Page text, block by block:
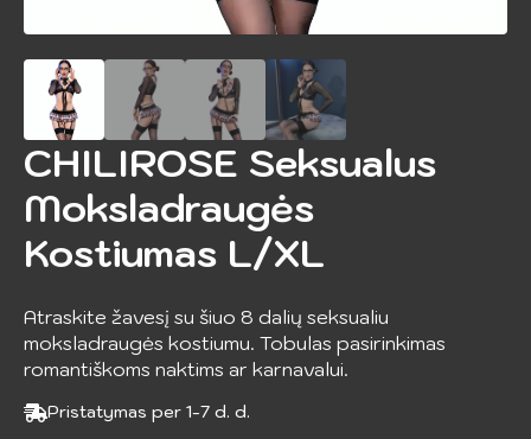
CHILIROSE Seksualus
Moksladraugės
Kostiumas L/XL
Atraskite žavesį su šiuo 8 dalių seksualiu
moksladraugės kostiumu. Tobulas pasirinkimas
romantiškoms naktims ar karnavalui.
Pristatymas per 1-7 d. d.